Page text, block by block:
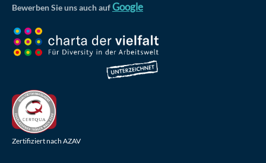
Bewerben Sie uns auch aufGoogle
Zertifiziert nach AZAV